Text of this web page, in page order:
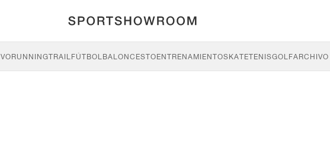
RUNNINGTRAILFÚTBOLBALONCESTOENTRENAMIENTOSKATETENISGOLFARCHIVO